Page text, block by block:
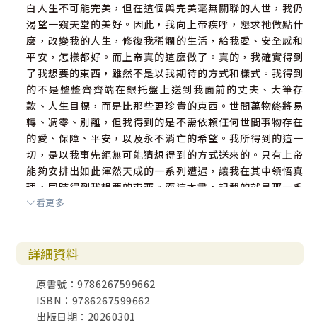
白人生不可能完美，但在這個與完美毫無關聯的人世，我仍
渴望一窺天堂的美好。因此，我向上帝疾呼，懇求祂做點什
麼，改變我的人生，修復我稀爛的生活，給我愛、安全感和
平安，怎樣都好。而上帝真的這麼做了。真的，我確實得到
了我想要的東西，雖然不是以我期待的方式和樣式。我得到
的不是整整齊齊端在銀托盤上送到我面前的丈夫、大筆存
款、人生目標，而是比那些更珍貴的東西。世間萬物終將易
轉、凋零、別離，但我得到的是不需依賴任何世間事物存在
的愛、保障、平安，以及永不消亡的希望。我所得到的這一
切，是以我事先絕無可能猜想得到的方式送來的。只有上帝
能夠安排出如此渾然天成的一系列遭遇，讓我在其中領悟真
理，同時得到我想要的東西。而這本書，記載的就是那一系
列課程，以及它們帶來的嶄新人生。在我嶄新的人生中，沒
Part 1從廢墟邁向新生
看更多
詳細資料
原書號：9786267599662
ISBN：9786267599662
出版日期：20260301